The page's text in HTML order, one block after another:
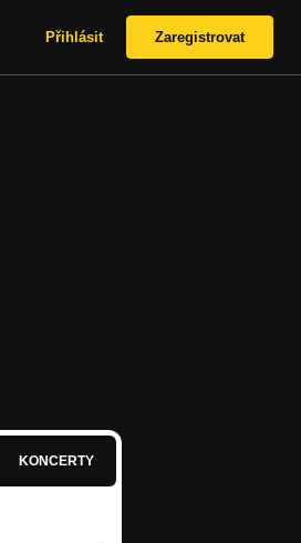
Přihlásit Zaregistrovat
KONCERTY